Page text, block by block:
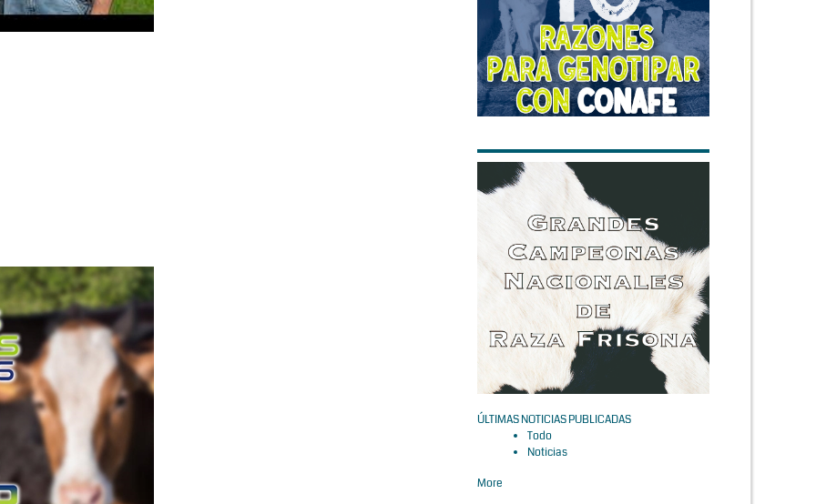
ÚLTIMAS NOTICIAS PUBLICADAS
Todo
Noticias
More